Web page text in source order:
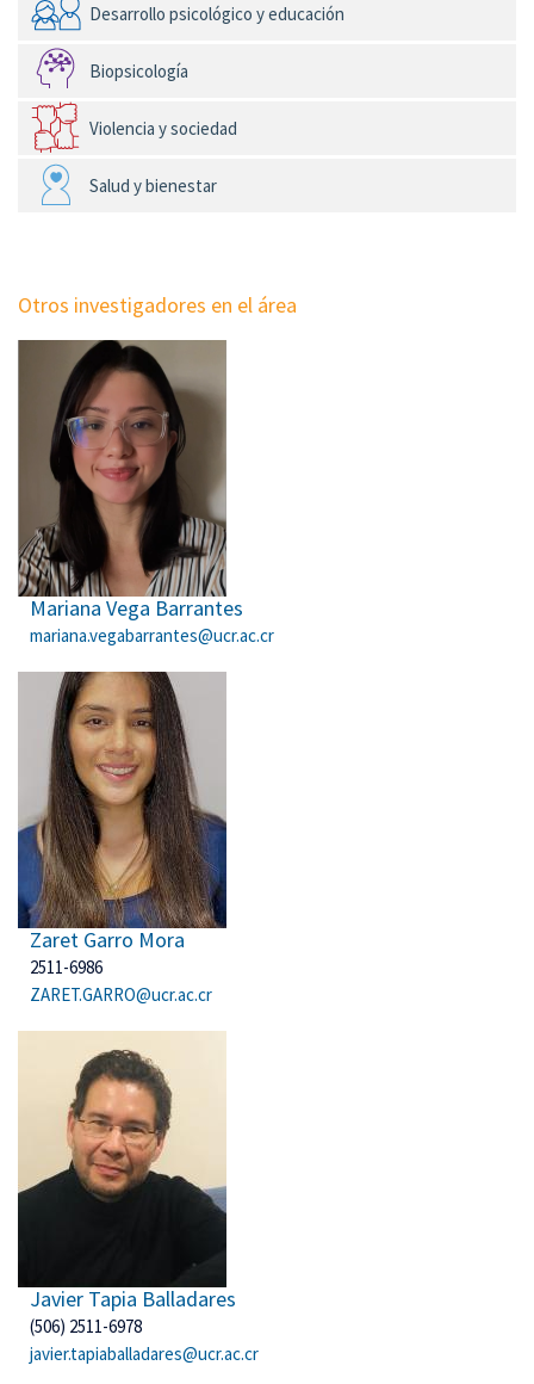
Desarrollo psicológico y educación
Biopsicología
Violencia y sociedad
Salud y bienestar
Otros investigadores en el área
Mariana Vega Barrantes
mariana.vegabarrantes@ucr.ac.cr
Zaret Garro Mora
2511-6986
ZARET.GARRO@ucr.ac.cr
Javier Tapia Balladares
(506) 2511-6978
javier.tapiaballadares@ucr.ac.cr